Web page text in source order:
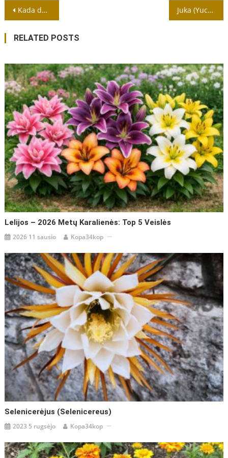
Navigacija
tarp
įrašų
Kada daiginti Begonijas? Juka (Yucca) kambaryje
RELATED POSTS
Lelijos – 2026 Metų Karalienės: Top 5 Veislės
2026 11 sausio Kopa34kop
Selenicerėjus (Selenicereus)
2023 5 rugsėjo Kopa34kop